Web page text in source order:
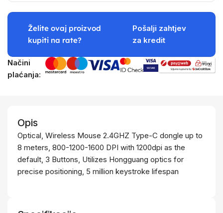
Želite ovaj proizvod
kupiti na rate?
Pošalji zahtjev
za kredit
Načini
plaćanja:
Opis
Optical, Wireless Mouse 2.4GHZ Type-C dongle up to
8 meters, 800-1200-1600 DPI with 1200dpi as the
default, 3 Buttons, Utilizes Hongguang optics for
precise positioning, 5 million keystroke lifespan